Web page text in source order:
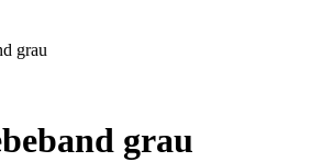
grau
grau